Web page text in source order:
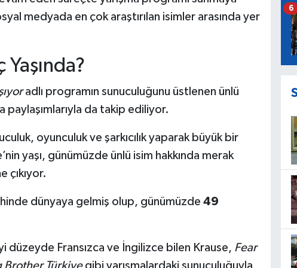
medyada en çok araştırılan isimler arasında yer
adlı programın sunuculuğunu üstlenen ünlü
paylaşımlarıyla da takip ediliyor.
oyunculuk ve şarkıcılık yaparak büyük bir
yaşı, günümüzde ünlü isim hakkında merak
çıkıyor.
dünyaya gelmiş olup, günümüzde 49
düzeyde Fransızca ve İngilizce bilen Krause, Fear
6